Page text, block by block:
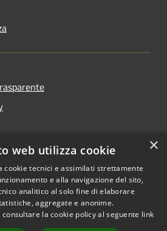
Copyright © 2026 • Comune di
Taibon Agordino • Powered by
×
web utilizza cookie
cookie tecnici e assimilati strettamente
e alla navigazione del sito,
analitico al solo fine di elaborare
aggregate e anonime.
la cookie policy al seguente link